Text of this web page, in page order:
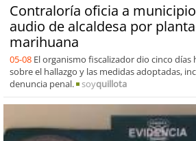
Contraloría oficia a
audio de alcaldesa por
marihuana
05-08 El organismo fiscalizador dio cinco
sobre el hallazgo y las medidas adoptadas,
denuncia penal.
soyquillota